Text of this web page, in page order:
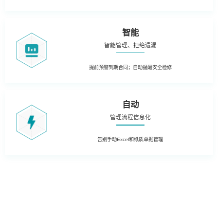
智能
智能管理、拒绝遗漏
提前预警到期合同；自动提醒安全检修
自动
管理流程信息化
告别手动Excel和纸质单据管理